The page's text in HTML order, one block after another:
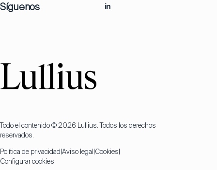
Síguenos in
Todo el contenido © 2026 Lullius. Todos los derechos
reservados.
Política de privacidad Aviso legal Cookies
Configurar cookies